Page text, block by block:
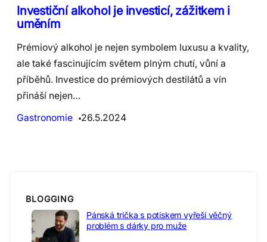
Investiční alkohol je investicí, zážitkem i
uměním
Prémiový alkohol je nejen symbolem luxusu a kvality,
ale také fascinujícím světem plným chutí, vůní a
příběhů. Investice do prémiových destilátů a vín
přináší nejen…
Gastronomie
26.5.2024
BLOGGING
Pánská trička s potiskem vyřeší věčný
problém s dárky pro muže